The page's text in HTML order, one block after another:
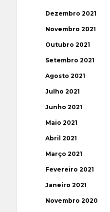
Dezembro 2021
Novembro 2021
Outubro 2021
Setembro 2021
Agosto 2021
Julho 2021
Junho 2021
Maio 2021
Abril 2021
Março 2021
Fevereiro 2021
Janeiro 2021
Novembro 2020